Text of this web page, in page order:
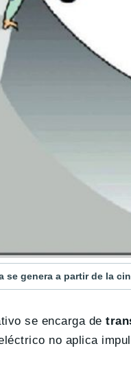
se genera a partir de la
se encarga de
no aplica